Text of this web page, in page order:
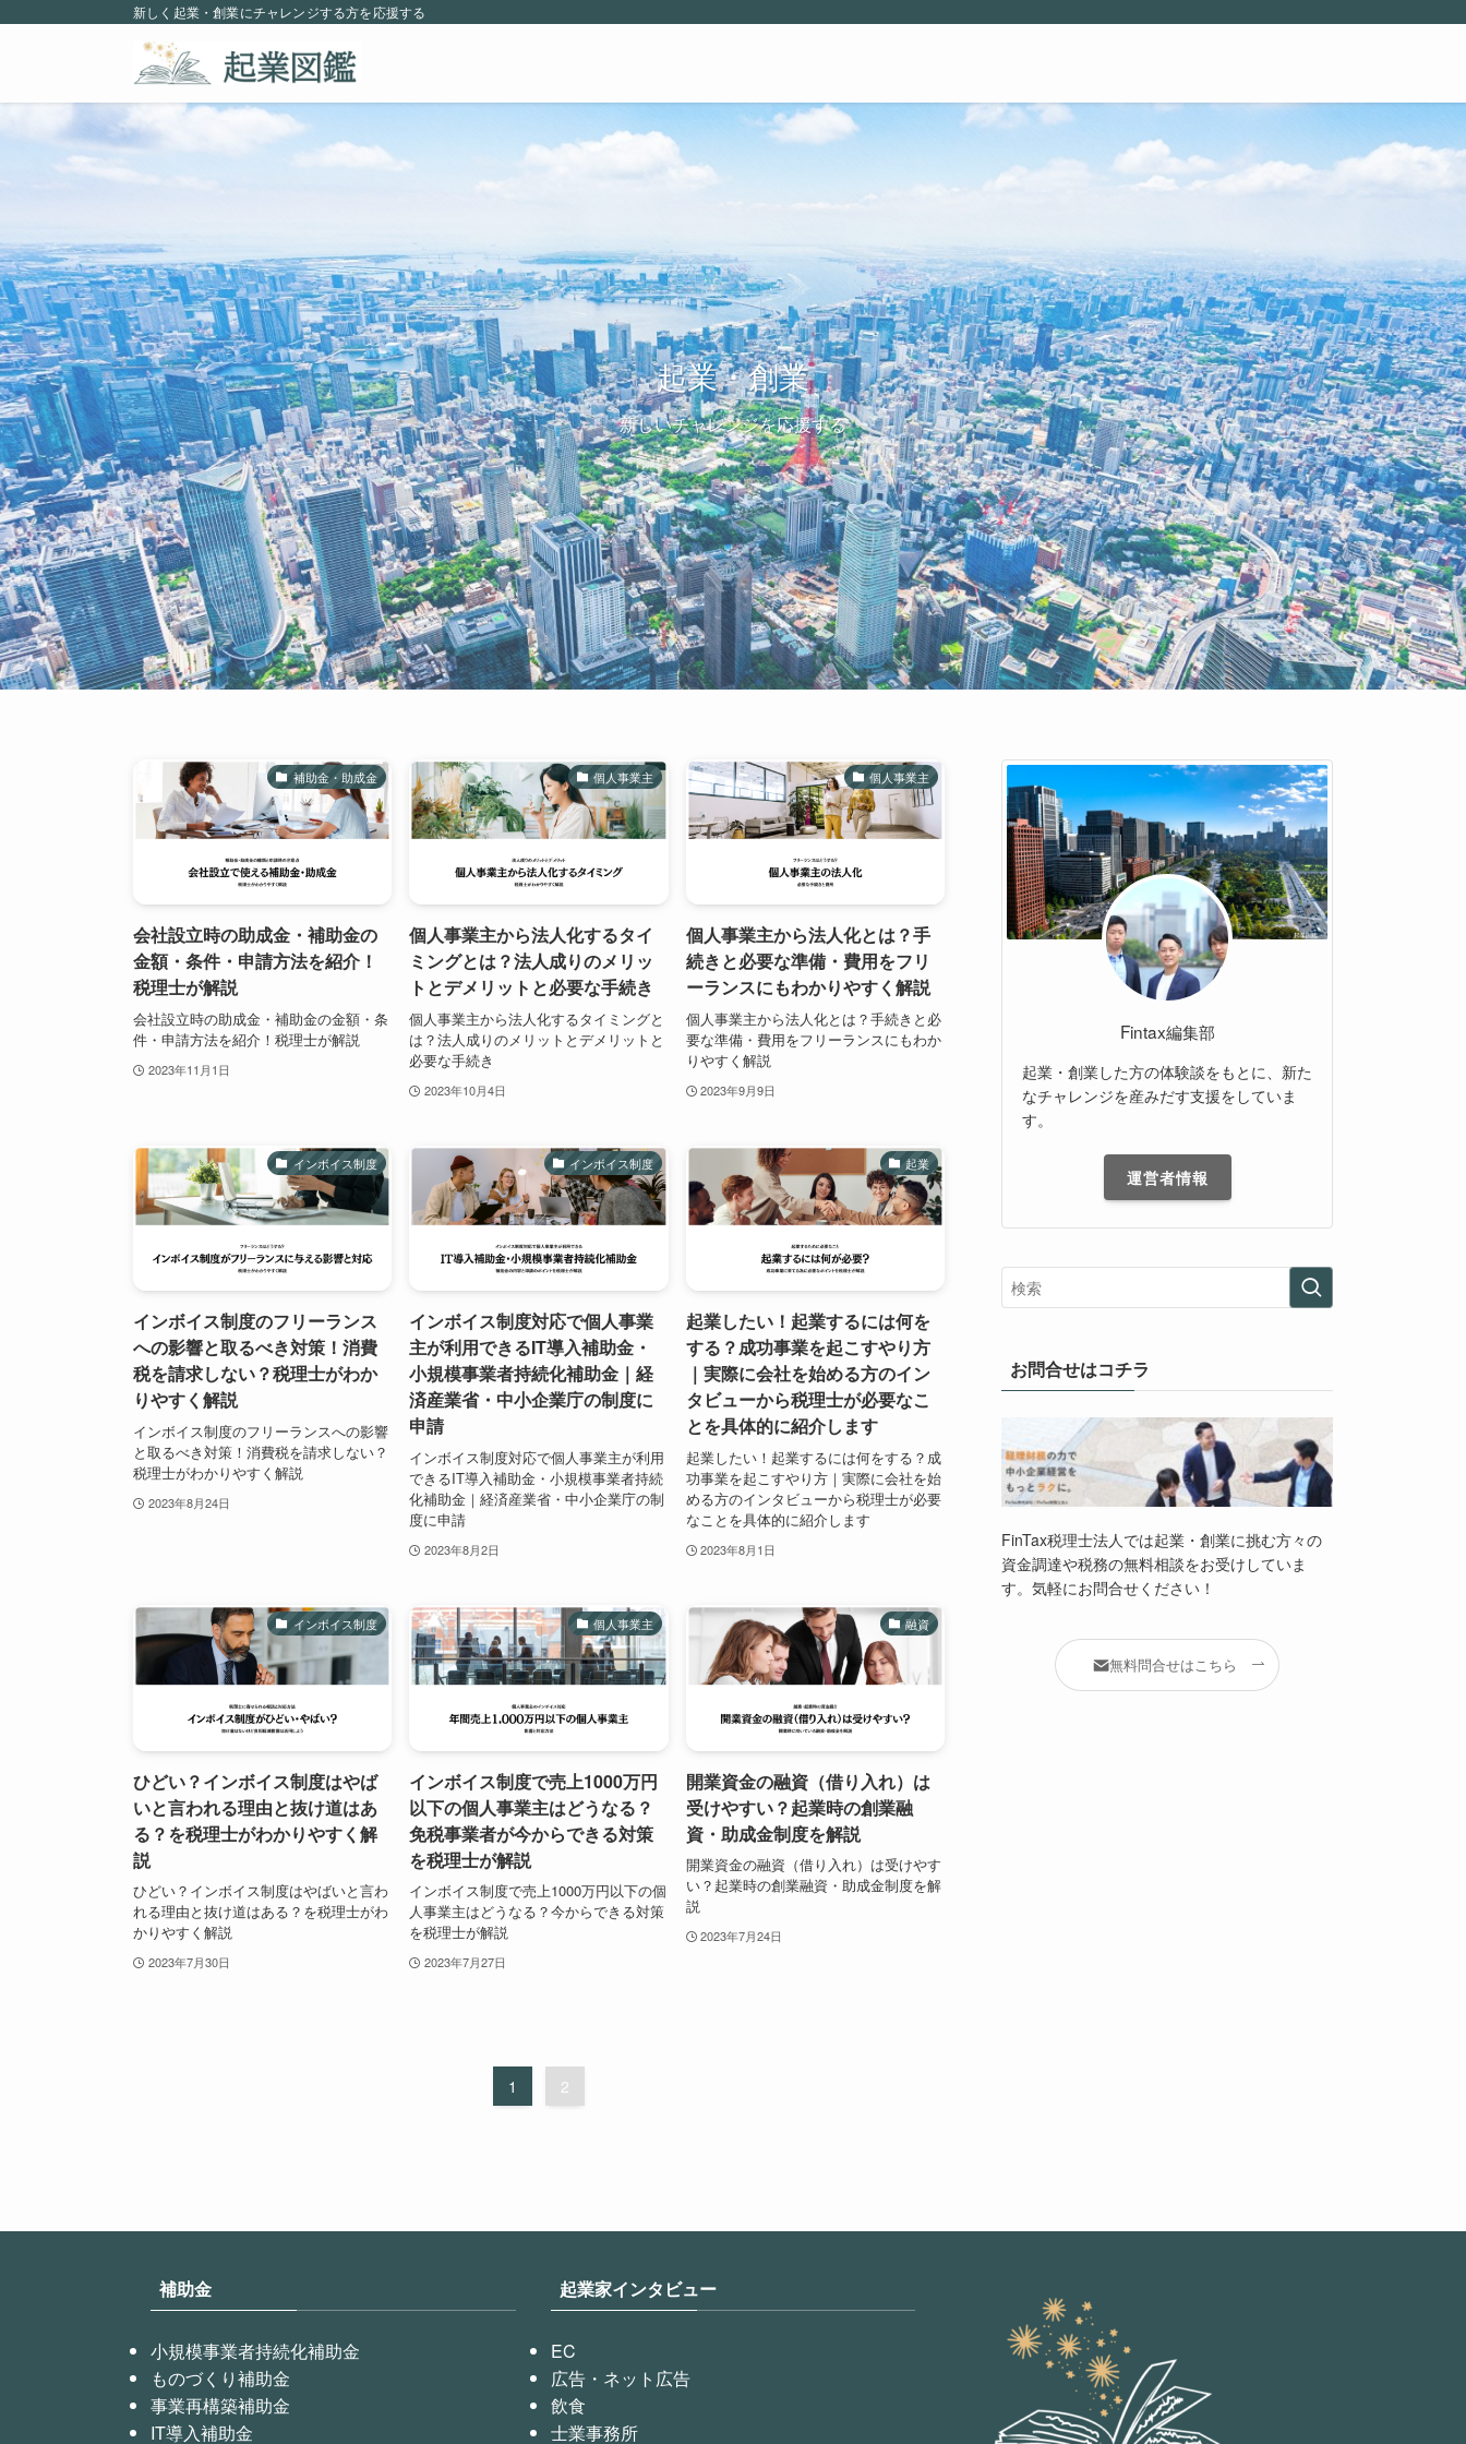
新しく起業・創業にチャレンジする方を応援する
起業・創業
新しいチャレンジを応援する
補助金・助成金
会社設立時の助成金・補助金の
金額・条件・申請方法を紹介！
税理士が解説
会社設立時の助成金・補助金の金額・条
件・申請方法を紹介！税理士が解説
2023年11月1日
個人事業主
個人事業主から法人化するタイ
ミングとは？法人成りのメリッ
トとデメリットと必要な手続き
個人事業主から法人化するタイミングと
は？法人成りのメリットとデメリットと
必要な手続き
2023年10月4日
個人事業主
個人事業主から法人化とは？手
続きと必要な準備・費用をフリ
ーランスにもわかりやすく解説
個人事業主から法人化とは？手続きと必
要な準備・費用をフリーランスにもわか
りやすく解説
2023年9月9日
インボイス制度
インボイス制度のフリーランス
への影響と取るべき対策！消費
税を請求しない？税理士がわか
りやすく解説
インボイス制度のフリーランスへの影響
と取るべき対策！消費税を請求しない？
税理士がわかりやすく解説
2023年8月24日
インボイス制度
インボイス制度対応で個人事業
主が利用できるIT導入補助金・
小規模事業者持続化補助金｜経
済産業省・中小企業庁の制度に
申請
インボイス制度対応で個人事業主が利用
できるIT導入補助金・小規模事業者持続
化補助金｜経済産業省・中小企業庁の制
度に申請
2023年8月2日
起業
起業したい！起業するには何を
する？成功事業を起こすやり方
｜実際に会社を始める方のイン
タビューから税理士が必要なこ
とを具体的に紹介します
起業したい！起業するには何をする？成
功事業を起こすやり方｜実際に会社を始
める方のインタビューから税理士が必要
なことを具体的に紹介します
2023年8月1日
インボイス制度
ひどい？インボイス制度はやば
いと言われる理由と抜け道はあ
る？を税理士がわかりやすく解
説
ひどい？インボイス制度はやばいと言わ
れる理由と抜け道はある？を税理士がわ
かりやすく解説
2023年7月30日
個人事業主
インボイス制度で売上1000万円
以下の個人事業主はどうなる？
免税事業者が今からできる対策
を税理士が解説
インボイス制度で売上1000万円以下の個
人事業主はどうなる？今からできる対策
を税理士が解説
2023年7月27日
融資
開業資金の融資（借り入れ）は
受けやすい？起業時の創業融
資・助成金制度を解説
開業資金の融資（借り入れ）は受けやす
い？起業時の創業融資・助成金制度を解
説
2023年7月24日
1 2
Fintax編集部
起業・創業した方の体験談をもとに、新た
なチャレンジを産みだす支援をしていま
す。
運営者情報
お問合せはコチラ
FinTax税理士法人では起業・創業に挑む方々の
資金調達や税務の無料相談をお受けしていま
す。気軽にお問合せください！
無料問合せはこちら
補助金
小規模事業者持続化補助金
ものづくり補助金
事業再構築補助金
IT導入補助金
起業家インタビュー
EC
広告・ネット広告
飲食
士業事務所